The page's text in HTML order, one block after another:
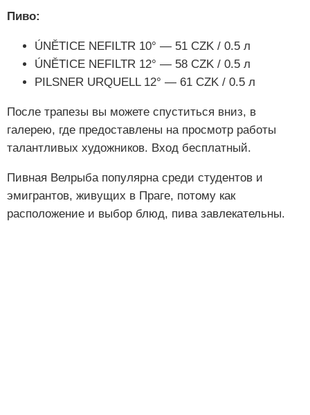
Пиво:
ÚNĚTICE NEFILTR 10° — 51 CZK / 0.5 л
ÚNĚTICE NEFILTR 12° — 58 CZK / 0.5 л
PILSNER URQUELL 12° — 61 CZK / 0.5 л
После трапезы вы можете спуститься вниз, в
галерею, где предоставлены на просмотр работы
талантливых художников. Вход бесплатный.
Пивная Велрыба популярна среди студентов и
эмигрантов, живущих в Праге, потому как
расположение и выбор блюд, пива завлекательны.